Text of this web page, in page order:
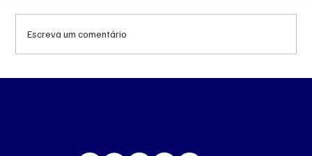
Escreva um comentário